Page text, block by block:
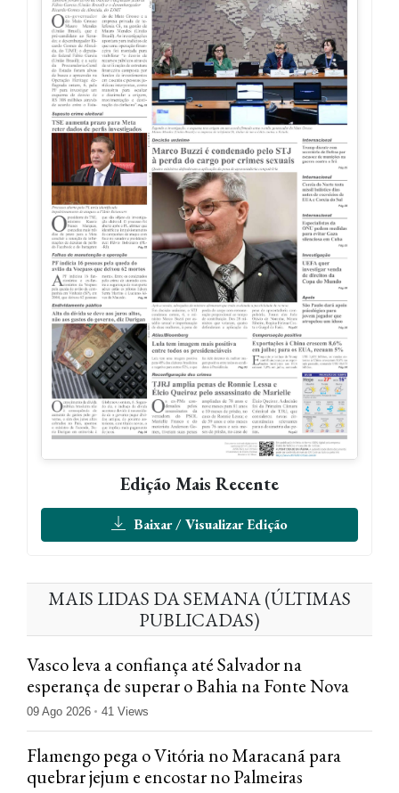
Edição Mais Recente
Baixar / Visualizar Edição
MAIS LIDAS DA SEMANA (ÚLTIMAS
PUBLICADAS)
Vasco leva a confiança até Salvador na
esperança de superar o Bahia na Fonte Nova
09 Ago 2026 41 Views
Flamengo pega o Vitória no Maracanã para
quebrar jejum e encostar no Palmeiras